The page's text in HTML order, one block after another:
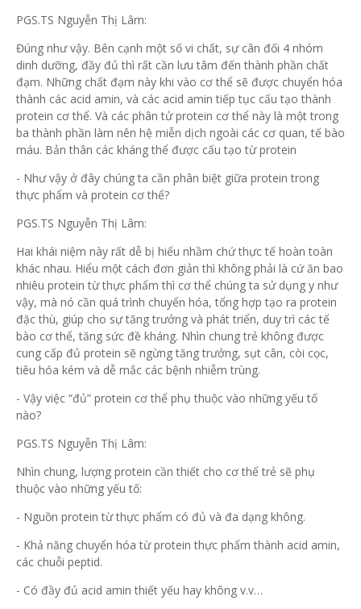
PGS.TS Nguyễn Thị Lâm:
Đúng như vậy. Bên cạnh một số vi chất, sự cân đối 4 nhóm
dinh dưỡng, đầy đủ thì rất cần lưu tâm đến thành phần chất
đạm. Những chất đạm này khi vào cơ thể sẽ được chuyển hóa
thành các acid amin, và các acid amin tiếp tục cấu tạo thành
protein cơ thể. Và các phân tử protein cơ thể này là một trong
ba thành phần làm nên hệ miễn dịch ngoài các cơ quan, tế bào
máu. Bản thân các kháng thể được cấu tạo từ protein
- Như vậy ở đây chúng ta cần phân biệt giữa protein trong
thực phẩm và protein cơ thể?
PGS.TS Nguyễn Thị Lâm:
Hai khái niệm này rất dễ bị hiểu nhầm chứ thực tế hoàn toàn
khác nhau. Hiểu một cách đơn giản thì không phải là cứ ăn bao
nhiêu protein từ thực phẩm thì cơ thể chúng ta sử dụng y như
vậy, mà nó cần quá trình chuyển hóa, tổng hợp tạo ra protein
đặc thù, giúp cho sự tăng trưởng và phát triển, duy trì các tế
bào cơ thể, tăng sức đề kháng. Nhìn chung trẻ không được
cung cấp đủ protein sẽ ngừng tăng trưởng, sụt cân, còi cọc,
tiêu hóa kém và dễ mắc các bệnh nhiễm trùng.
- Vậy việc “đủ” protein cơ thể phụ thuộc vào những yếu tố
nào?
PGS.TS Nguyễn Thị Lâm:
Nhìn chung, lượng protein cần thiết cho cơ thể trẻ sẽ phụ
thuộc vào những yếu tố:
- Nguồn protein từ thực phẩm có đủ và đa dạng không.
- Khả năng chuyển hóa từ protein thực phẩm thành acid amin,
các chuỗi peptid.
- Có đầy đủ acid amin thiết yếu hay không v.v…